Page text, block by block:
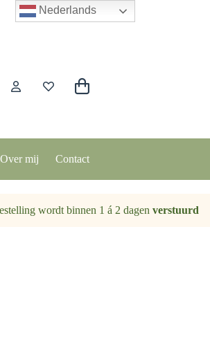
Winkelwagen
Over mij Contact
wordt binnen 1 á 2 dagen verstuurd
Nederlands